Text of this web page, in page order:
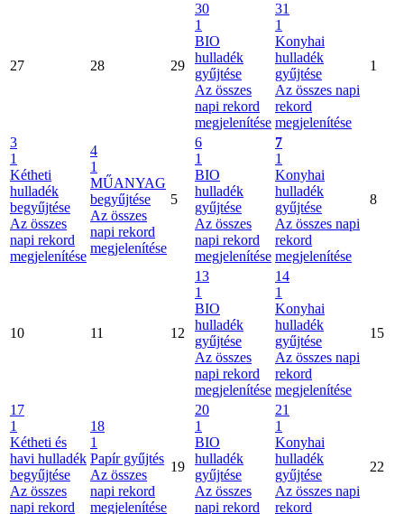
27 28 29
30
1
BIO
hulladék
gyűjtése
Az összes
napi rekord
megjelenítése
31
1
Konyhai
hulladék
gyűjtése
Az összes napi
rekord
megjelenítése
1
3
1
Kétheti
hulladék
begyűjtése
Az összes
napi rekord
megjelenítése
4
1
MŰANYAG
begyűjtése
Az összes
napi rekord
megjelenítése
5
6
1
BIO
hulladék
gyűjtése
Az összes
napi rekord
megjelenítése
7
1
Konyhai
hulladék
gyűjtése
Az összes napi
rekord
megjelenítése
8
10 11 12
13
1
BIO
hulladék
gyűjtése
Az összes
napi rekord
megjelenítése
14
1
Konyhai
hulladék
gyűjtése
Az összes napi
rekord
megjelenítése
15
17
1
Kétheti és
havi hulladék
begyűjtése
Az összes
napi rekord
18
1
Papír gyűjtés
Az összes
napi rekord
megjelenítése
19
20
1
BIO
hulladék
gyűjtése
Az összes
napi rekord
21
1
Konyhai
hulladék
gyűjtése
Az összes napi
rekord
22